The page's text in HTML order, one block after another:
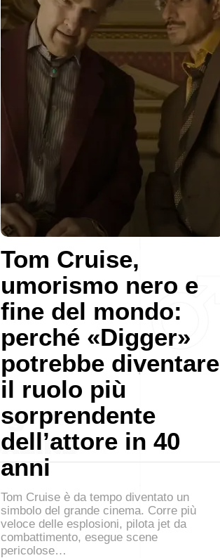
Tom Cruise,
umorismo nero e
fine del mondo:
perché «Digger»
potrebbe diventare
il ruolo più
sorprendente
dell’attore in 40
anni
Tom Cruise è da tempo diventato un
simbolo del grande cinema. Corre più
veloce delle esplosioni, pilota jet da
combattimento, esegue scene
pericolose…